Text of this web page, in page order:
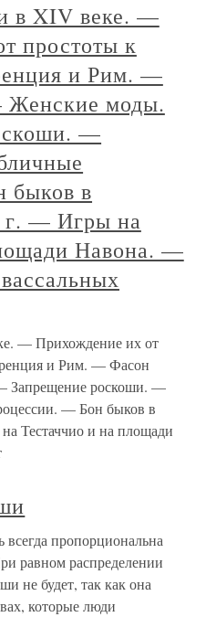
в XIV веке. —
простоты к
и Рим. —
моды.
—
быков в
г. — Игры на
Навона. —
— Прихождение их от
и Рим. — Фасон
роскоши. —
— Бон быков в
Тестаччио и на площади
пропорциональна
равном распределении
не будет, так как она
которые люди